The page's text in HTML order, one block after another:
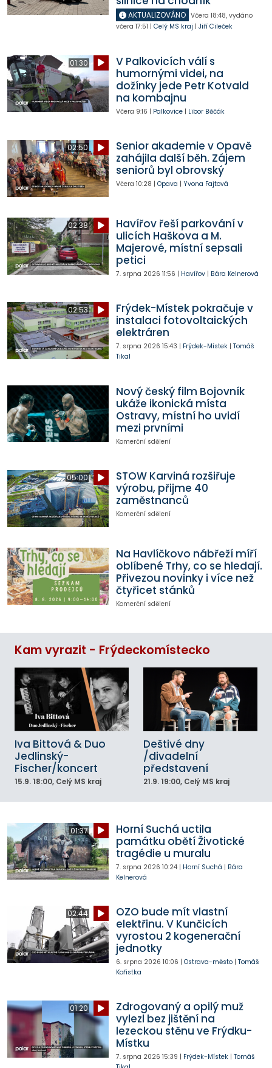
AKTUALIZOVÁNO Včera 18:48, vydáno
včera 17:51 | Celý MS kraj | Jiří Cileček
01:30
V Palkovicích válí s
humornými videi, na
dožínky jede Petr Kotvald
na kombajnu
Včera 9:16 | Palkovice| Libor Běčák
02:50
Senior akademie v Opavě
zahájila další běh. Zájem
seniorů byl obrovský
Včera 10:28 | Opava | Yvona Fajtová
02:38
Havířov řeší parkování v
ulicích Haškova a M.
Majerové, místní sepsali
petici
7. srpna 2026 11:56 | Havířov| Bára Kelnerová
02:53
Frýdek-Místek pokračuje v
instalaci fotovoltaických
elektráren
7. srpna 2026 15:43 | Frýdek-Místek| Tomáš
Tikal
Nový český film Bojovník
ukáže ikonická místa
Ostravy, místní ho uvidí
mezi prvními
Komerční sdělení
05:00
STOW Karviná rozšiřuje
výrobu, přijme 40
zaměstnanců
Komerční sdělení
Na Havlíčkovo nábřeží míří
oblíbené Trhy, co se hledají.
Přivezou novinky i více než
čtyřicet stánků
Komerční sdělení
Kam vyrazit - Frýdeckomístecko
Iva Bittová & Duo
Jedlinský-
Fischer/koncert
15.9. 18:00, Celý MS kraj
Deštivé dny
/divadelní
představení
21.9. 19:00, Celý MS kraj
01:37
Horní Suchá uctila
památku obětí Životické
tragédie u muralu
7. srpna 2026 10:24| Horní Suchá | Bára
Kelnerová
02:44
OZO bude mít vlastní
elektřinu. V Kunčicích
vyrostou 2 kogenerační
jednotky
6. srpna 2026 10:06 | Ostrava-město| Tomáš
Kořistka
01:20
Zdrogovaný a opilý muž
vylezl bez jištění na
lezeckou stěnu ve Frýdku-
Místku
7. srpna 2026 15:39 | Frýdek-Místek| Tomáš